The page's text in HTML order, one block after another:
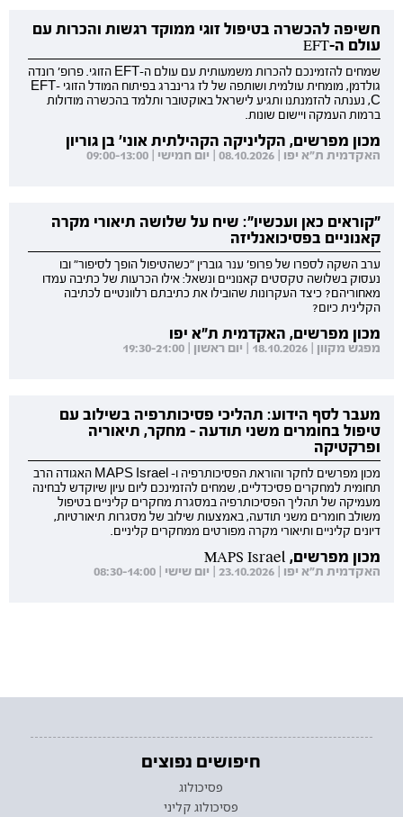
חשיפה להכשרה בטיפול זוגי ממוקד רגשות והכרות עם
עולם ה-EFT
שמחים להזמינכם להכרות משמעותית עם עולם ה-EFT הזוגי. פרופ' רונדה
גולדמן, מומחית עולמית ושותפה של לז גרינברג בפיתוח המודל הזוגי EFT-
C, נענתה להזמנתנו ותגיע לישראל באוקטובר ותלמד בהכשרה מודולות
ברמות העמקה ויישום שונות.
מכון מפרשים, הקליניקה הקהילתית אוני' בן גוריון
האקדמית ת"א יפו | 08.10.2026 | יום חמישי | 09:00-13:00
"קוראים כאן ועכשיו": שיח על שלושה תיאורי מקרה
קאנוניים בפסיכואנליזה
ערב השקה לספרו של פרופ' ענר גוברין "כשהטיפול הופך לסיפור" ובו
נעסוק בשלושה טקסטים קאנוניים ונשאל: אילו הכרעות של כתיבה עמדו
מאחוריהם? כיצד העקרונות שהובילו את כתיבתם רלוונטיים לכתיבה
הקלינית כיום?
מכון מפרשים, האקדמית ת"א יפו
מפגש מקוון | 18.10.2026 | יום ראשון | 19:30-21:00
מעבר לסף הידוע: תהליכי פסיכותרפיה בשילוב עם
טיפול בחומרים משני תודעה - מחקר, תיאוריה
ופרקטיקה
מכון מפרשים לחקר והוראת הפסיכותרפיה ו- MAPS Israel האגודה הרב
תחומית למחקרים פסיכדליים, שמחים להזמינכם ליום עיון שיוקדש לבחינה
מעמיקה של תהליך הפסיכותרפיה במסגרת מחקרים קליניים בטיפול
משולב חומרים משני תודעה, באמצעות שילוב של מסגרות תיאורטיות,
דיונים קליניים ותיאורי מקרה מפורטים ממחקרים קליניים.
מכון מפרשים, MAPS Israel
האקדמית ת"א יפו | 23.10.2026 | יום שישי | 08:30-14:00
חיפושים נפוצים
פסיכולוג
פסיכולוג קליני